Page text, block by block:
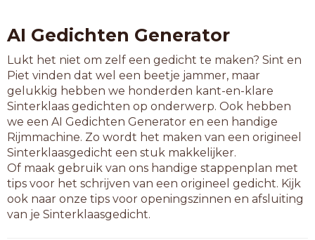
maffioos
mateloos
merkloos
mouwloos
naadloos
naaidoos
naamloos
nameloos
nodeloos
normloos
ordeloos
peilloos
pijnloos
AI Gedichten Generator
Lukt het niet om zelf een gedicht te maken? Sint en
Piet vinden dat wel een beetje jammer, maar
gelukkig hebben we honderden kant-en-klare
Sinterklaas gedichten op onderwerp. Ook hebben
we een AI Gedichten Generator en een handige
Rijmmachine. Zo wordt het maken van een origineel
Sinterklaasgedicht een stuk makkelijker.
Of maak gebruik van ons handige stappenplan met
tips voor het schrijven van een origineel gedicht. Kijk
ook naar onze tips voor openingszinnen en afsluiting
van je Sinterklaasgedicht.